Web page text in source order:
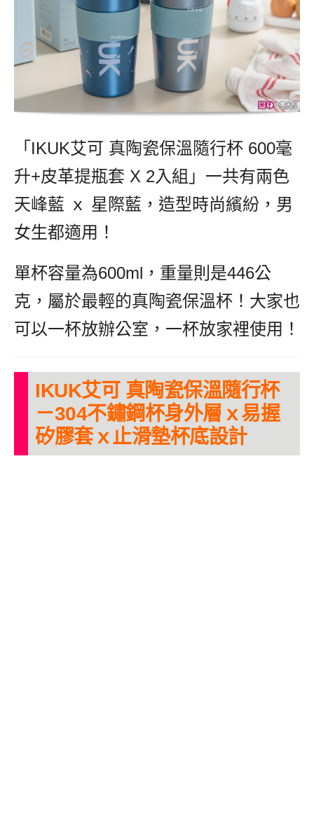
「IKUK艾可 真陶瓷保溫隨行杯 600毫
升+皮革提瓶套 X 2入組」一共有兩色
天峰藍 ｘ 星際藍，造型時尚繽紛，男
女生都適用！
單杯容量為600ml，重量則是446公
克，屬於最輕的真陶瓷保溫杯！大家也
可以一杯放辦公室，一杯放家裡使用！
IKUK艾可 真陶瓷保溫隨行杯
－304不鏽鋼杯身外層ｘ易握
矽膠套ｘ止滑墊杯底設計